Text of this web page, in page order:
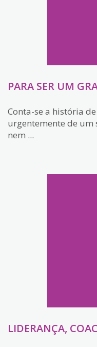
PARA SER UM
Conta-se a história
urgentemente de um
nem ...
LIDERANÇA,